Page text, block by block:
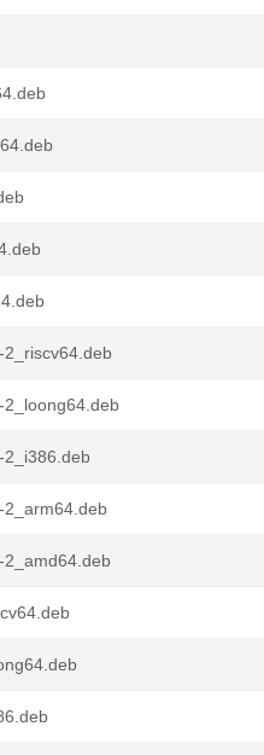
2_i386.deb
2_arm64.deb
2_amd64.deb